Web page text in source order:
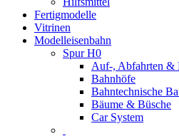
Fertigmodelle
Vitrinen
Modelleisenbahn
Spur H0
Auf-, Abfahrten &
Bahnhöfe
Bahntechnische
Bäume & Büsche
Car System